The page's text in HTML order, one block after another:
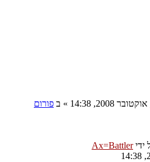
» ב פורום
ידיAx=Battler